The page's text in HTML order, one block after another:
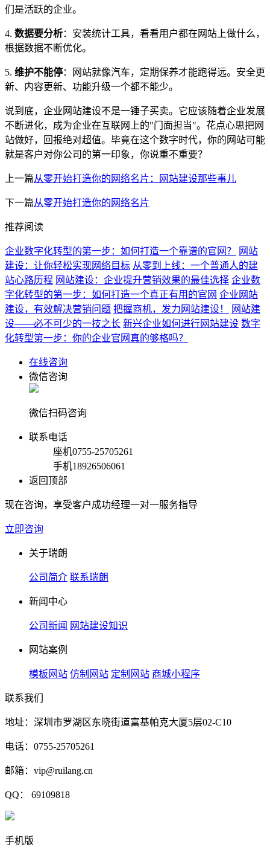
们是活跃的企业。
4. 数据要分析：安装统计工具，看看用户都在网站上做什么，
根据数据不断优化。
5. 维护不能停：网站就像汽车，定期保养才能跑得远。安全更
新、内容更新、功能升级一个都不能少。
说到底，企业网站建设不是一锤子买卖。它应该随着企业发展
不断进化，成为企业在互联网上的"门面担当"。花点心思把网
站做好，回报绝对超值。毕竟在这个数字时代，你的网站可能
就是客户对你公司的第一印象，你说重不重要？
上一篇从零开始打造你的网络名片：网站建设那些事儿
下一篇从零开始打造你的网络名片
推荐阅读
企业数字化转型的第一步：如何打造一个靠谱的官网？
网站
建设：让你轻松实现网络目标 从零到上线：一个普通人的建
站心路历程 网站建设：企业提升营销效果的最佳选择 企业数
字化转型的第一步：如何打造一个真正有用的官网 企业网站
建设，有效解决营销问题 把握商机，发力网站建设！
网站建
设——必不可少的一技之长 新兴企业如何进行网站建设 数字
化转型第一步：你的企业官网真的够格吗？
在线咨询
微信咨询
微信扫码咨询
联系电话
座机0755-25705261
手机18926506061
返回顶部
现在咨询，享受客户成功经理一对一服务指导
立即咨询
关于瑞朗
公司简介 联系瑞朗
新闻中心
公司新闻 网站建设知识
网站案例
模板网站 仿制网站 定制网站 商城小程序
联系我们
地址：深圳市罗湖区东晓街道富基帕克大厦5层02-C10
电话：0755-25705261
邮箱：vip@ruilang.cn
QQ： 69109818
手机版